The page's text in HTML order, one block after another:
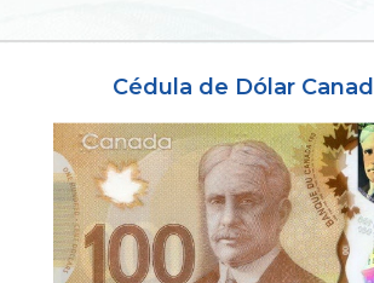
ou cadastre-se se ainda não tem registro:
Cédula de Dólar